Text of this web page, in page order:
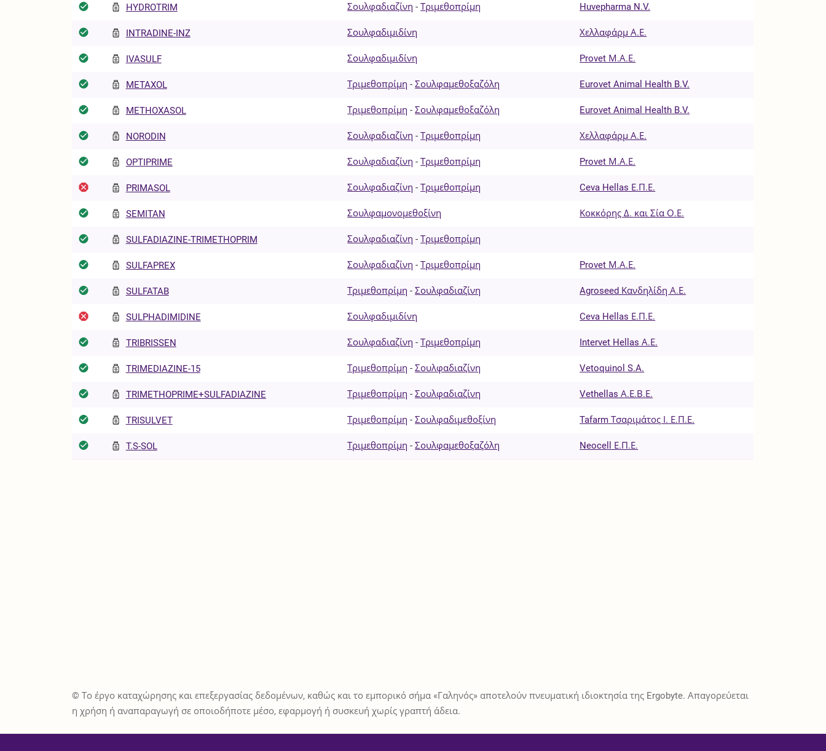
HYDROTRIM Σουλφαδιαζίνη -Τριμεθοπρίμη Huvepharma N.V.
INTRADINE-INZ Σουλφαδιμιδίνη Χελλαφάρμ Α.Ε.
IVASULF Σουλφαδιμιδίνη Provet Μ.Α.Ε.
METAXOL Τριμεθοπρίμη -Σουλφαμεθοξαζόλη Eurovet Animal Health B.V.
METHOXASOL Τριμεθοπρίμη -Σουλφαμεθοξαζόλη Eurovet Animal Health B.V.
NORODIN Σουλφαδιαζίνη -Τριμεθοπρίμη Χελλαφάρμ Α.Ε.
OPTIPRIME Σουλφαδιαζίνη -Τριμεθοπρίμη Provet Μ.Α.Ε.
PRIMASOL Σουλφαδιαζίνη -Τριμεθοπρίμη Ceva Hellas Ε.Π.Ε.
SEMITAN Σουλφαμονομεθοξίνη Κοκκόρης Δ. και Σία Ο.Ε.
SULFADIAZINE-TRIMETHOPRIM Σουλφαδιαζίνη -Τριμεθοπρίμη
SULFAPREX Σουλφαδιαζίνη -Τριμεθοπρίμη Provet Μ.Α.Ε.
SULFATAB Τριμεθοπρίμη -Σουλφαδιαζίνη Agroseed Κανδηλίδη Α.Ε.
SULPHADIMIDINE Σουλφαδιμιδίνη Ceva Hellas Ε.Π.Ε.
TRIBRISSEN Σουλφαδιαζίνη -Τριμεθοπρίμη Intervet Hellas Α.Ε.
TRIMEDIAZINE-15 Τριμεθοπρίμη -Σουλφαδιαζίνη Vetoquinol S.A.
TRIMETHOPRIME+SULFADIAZINE Τριμεθοπρίμη -Σουλφαδιαζίνη Vethellas Α.Ε.Β.Ε.
TRISULVET Τριμεθοπρίμη -Σουλφαδιμεθοξίνη Tafarm Τσαριμάτος Ι. Ε.Π.Ε.
T.S-SOL Τριμεθοπρίμη -Σουλφαμεθοξαζόλη Neocell Ε.Π.Ε.
© Το έργο καταχώρησης και επεξεργασίας δεδομένων, καθώς και το εμπορικό σήμα «Γαληνός» αποτελούν πνευματική ιδιοκτησία της Ergobyte. Απαγορεύεται
η χρήση ή αναπαραγωγή σε οποιοδήποτε μέσο, εφαρμογή ή συσκευή χωρίς γραπτή άδεια.